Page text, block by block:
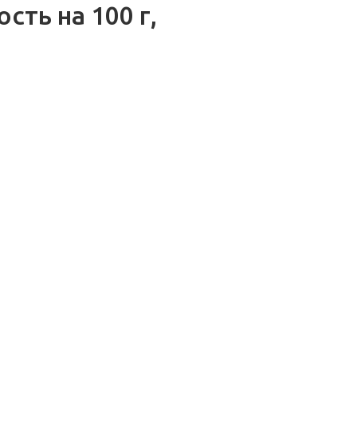
на 100 г,